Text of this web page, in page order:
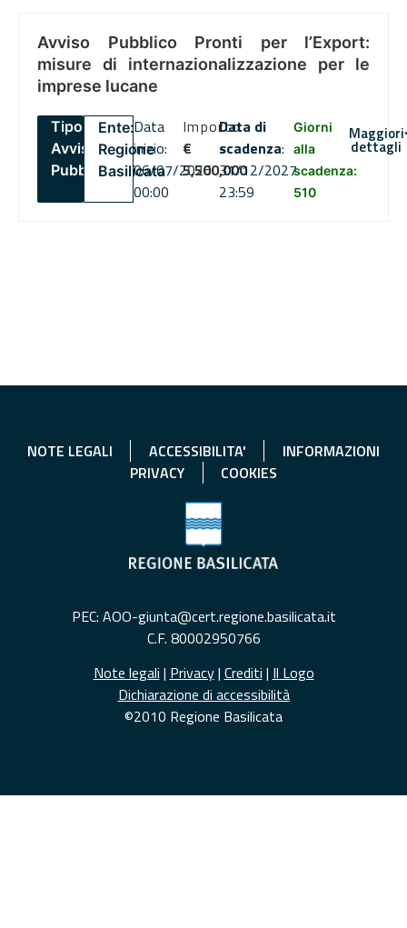
Avviso Pubblico Pronti per l’Export:
misure di internazionalizzazione per le
imprese lucane
Tipo:
Avviso
Pubblico
Ente:
Regione
Basilicata
Data
inizio:
06/07/2026
00:00
Importo
€
5,500,000
Data di
scadenza:
31/12/2027
23:59
Giorni
alla
scadenza:
510
Maggiori
dettagli
NOTE LEGALI ACCESSIBILITA'
INFORMAZIONI
PRIVACY
COOKIES
PEC: AOO-giunta@cert.regione.basilicata.it
C.F. 80002950766
Note legali | Privacy| Crediti | Il Logo
Dichiarazione di accessibilità
©2010 Regione Basilicata